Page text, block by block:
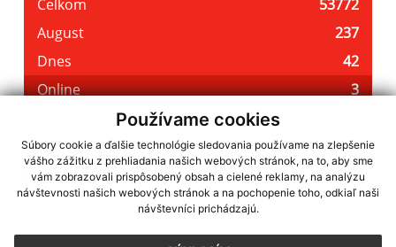
Používame cookies
Súbory cookie a ďalšie technológie sledovania používame na zlepšenie
vášho zážitku z prehliadania našich webových stránok, na to, aby sme
vám zobrazovali prispôsobený obsah a cielené reklamy, na analýzu
návštevnosti našich webových stránok a na pochopenie toho, odkiaľ naši
návštevníci prichádzajú.
využite možnosť získavania aktuálnych informácií s využitím RSS
CMS systém (redakčný) systém ECHELON 2,Mapa stránok,web portál
webex.digital, s.r.o.,domény,registrácia domény